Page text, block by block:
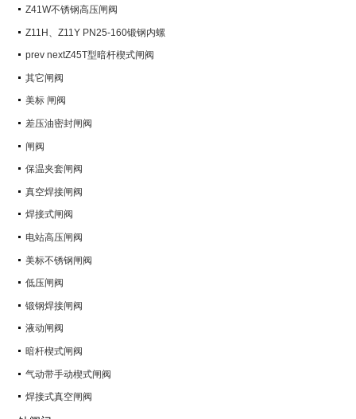
Z41W不锈钢高压闸阀
Z11H、Z11Y PN25-160锻钢内螺
纹楔式闸阀
prev nextZ45T型暗杆楔式闸阀
其它闸阀
美标 闸阀
差压油密封闸阀
闸阀
保温夹套闸阀
真空焊接闸阀
焊接式闸阀
电站高压闸阀
美标不锈钢闸阀
低压闸阀
锻钢焊接闸阀
液动闸阀
暗杆楔式闸阀
气动带手动楔式闸阀
焊接式真空闸阀